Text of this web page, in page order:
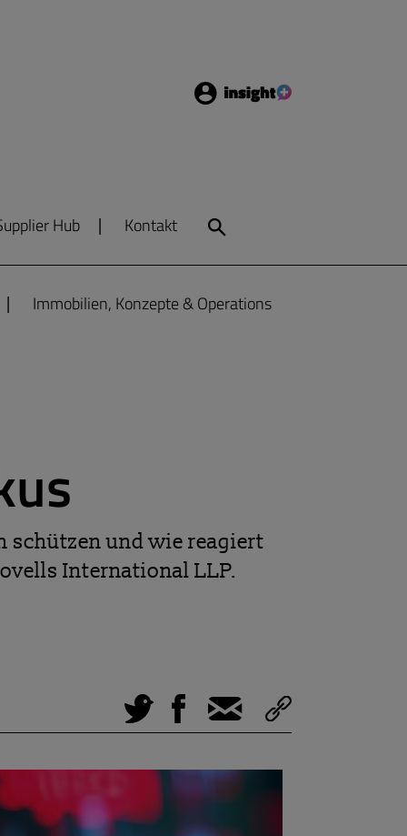
Hub Kontakt
Immobilien, Konzepte & Operations
schützen und wie reagiert
International LLP.
Tweet Facebook
E-Mail